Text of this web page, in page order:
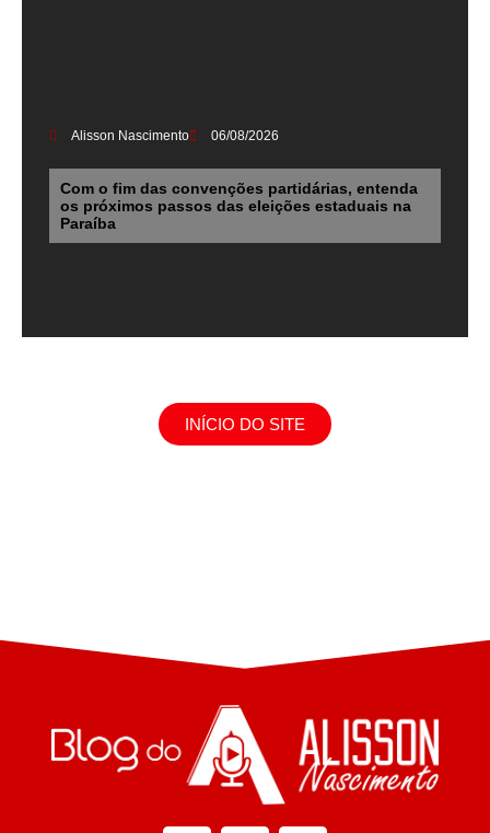
Alisson Nascimento 06/08/2026
Com o fim das convenções partidárias, entenda
os próximos passos das eleições estaduais na
Paraíba
INÍCIO DO SITE